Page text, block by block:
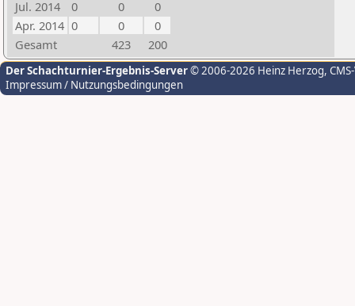
Jul. 2014 0 0
0
Apr. 2014 0 0
0
Gesamt
423 200
Der Schachturnier-Ergebnis-Server© 2006-2026 Heinz Herzog,
Impressum / Nutzungsbedingungen